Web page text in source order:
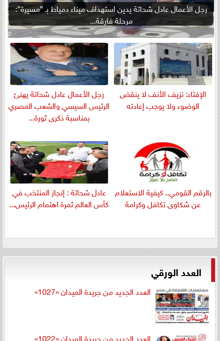
رجل الأعمال عادل شحاتة يدين استهداف ميناء دمياط بـ ”مسيرة”:
مرحلة فارقة...
الإفتاء: نزيف الأنف لا ينقض
الوضوء ولا يوجب إعادته
رجل الأعمال عادل شحاتة يهنئ
الرئيس السيسي والشعب المصري
بمناسبة ذكرى ثورة...
بالرقم القومي.. كيفية الاستعلام
عن شكاوى تكافل وكرامة
عادل شحاتة : إنجاز المنتخب في
كأس العالم ثمرة اهتمام الرئيس...
العدد الورقي
العدد الجديد من جريدة الميدان «1027»
العدد الجديد من جريدة الميدان «1022»